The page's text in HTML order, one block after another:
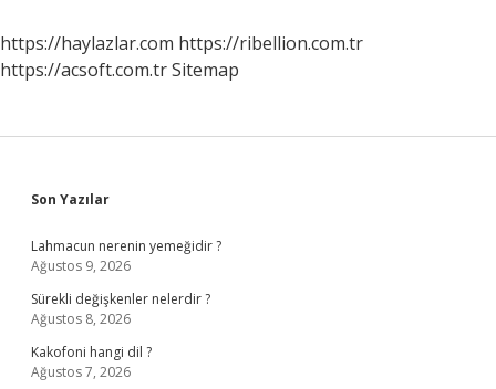
https://haylazlar.com https://ribellion.com.tr
https://acsoft.com.trSitemap
Sidebar
Son Yazılar
Lahmacun nerenin yemeğidir ?
Ağustos 9, 2026
Sürekli değişkenler nelerdir ?
Ağustos 8, 2026
Kakofoni hangi dil ?
Ağustos 7, 2026